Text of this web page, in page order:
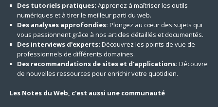
Des tutoriels pratiques: Apprenez à maîtriser les outils
numériques et à tirer le meilleur parti du web.
Des analyses approfondies: Plongez au cœur des sujets qui
vous passionnent grâce à nos articles détaillés et documentés.
Des interviews d'experts: Découvrez les points de vue de
professionnels de différents domaines.
Des recommandations de sites et d'applications: Découvre
de nouvelles ressources pour enrichir votre quotidien.
Les Notes du Web, c'est aussi une communauté